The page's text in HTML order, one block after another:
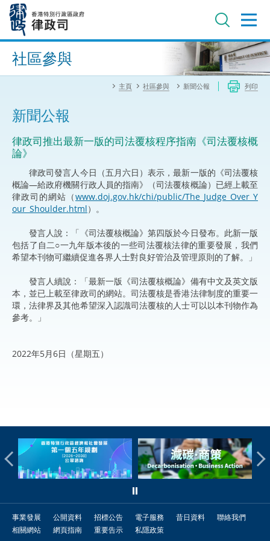
內
進階搜尋
社區參與
主頁 社區參與 新聞公報 列印
新聞公報
律政司推出最新一版的司法覆核程序指南《司法覆核概
論》
律政司發言人今日（五月六日）表示，最新一版的《司法覆核
概論—給政府機關行政人員的指南》（司法覆核概論）已經上載至
律政司的網站（www.doj.gov.hk/chi/public/The_Judge_Over_Y
our_Shoulder.html）。
發言人說：「《司法覆核概論》第四版於今日發布。此新一版
包括了自二○一九年版本後的一些司法覆核法律的重要發展，我們
希望本刊物可繼續促進各界人士對良好管治及管理原則的了解。」
發言人續說：「最新一版《司法覆核概論》備有中文及英文版
本，並已上載至律政司的網站。司法覆核是香港法律制度的重要一
環，法律界及其他希望深入認識司法覆核的人士可以以本刊物作為
參考。」
2022年5月6日（星期五）
事業發展 公開資料 招標公告 電子服務 昔日資料
聯絡我們
相關網站
網頁指南 重要告示 私隱政策